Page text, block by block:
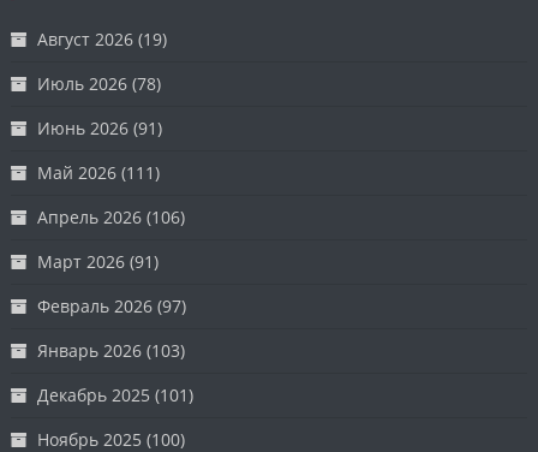
Август 2026 (19)
Июль 2026 (78)
Июнь 2026 (91)
Май 2026 (111)
Апрель 2026 (106)
Март 2026 (91)
Февраль 2026 (97)
Январь 2026 (103)
Декабрь 2025 (101)
Ноябрь 2025 (100)